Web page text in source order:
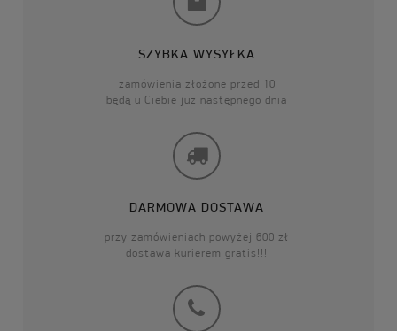
SZYBKA WYSYŁKA
zamówienia złożone przed 10
będą u Ciebie już następnego dnia
DARMOWA DOSTAWA
przy zamówieniach powyżej 600 zł
dostawa kurierem gratis!!!